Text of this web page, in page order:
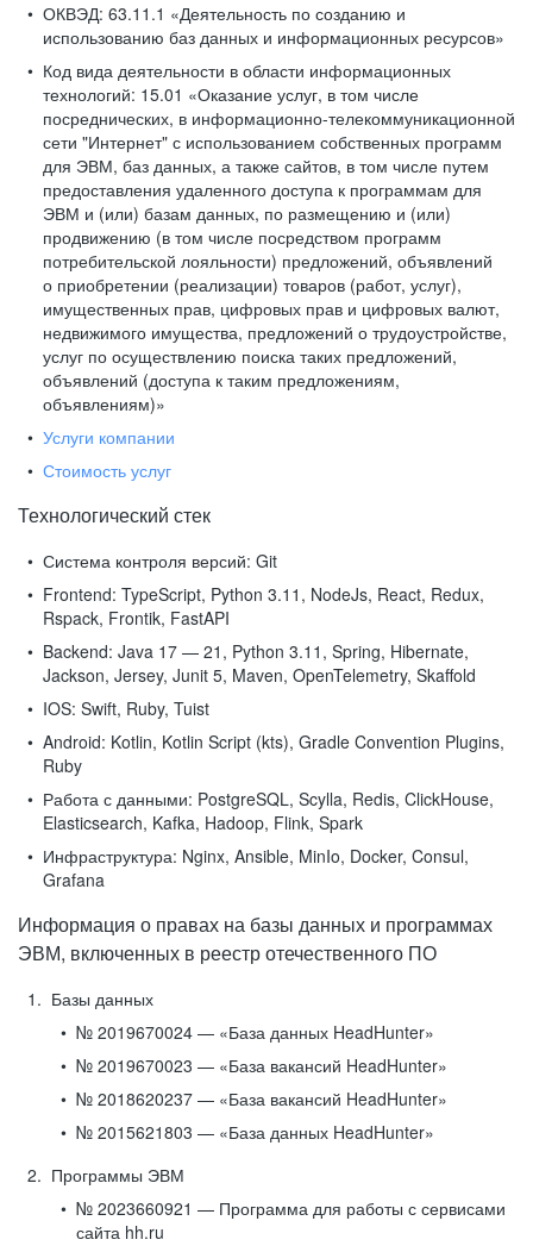
ОКВЭД: 63.11.1 «Деятельность по созданию и
использованию баз данных и информационных ресурсов»
Код вида деятельности в области информационных
технологий: 15.01 «Оказание услуг, в том числе
посреднических, в информационно-телекоммуникационной
сети "Интернет" с использованием собственных программ
для ЭВМ, баз данных, а также сайтов, в том числе путем
предоставления удаленного доступа к программам для
ЭВМ и (или) базам данных, по размещению и (или)
продвижению (в том числе посредством программ
потребительской лояльности) предложений, объявлений
о приобретении (реализации) товаров (работ, услуг),
имущественных прав, цифровых прав и цифровых валют,
недвижимого имущества, предложений о трудоустройстве,
услуг по осуществлению поиска таких предложений,
объявлений (доступа к таким предложениям,
объявлениям)»
Услуги компании
Стоимость услуг
Технологический стек
Система контроля версий: Git
Frontend: TypeScript, Python 3.11, NodeJs, React, Redux,
Rspack, Frontik, FastAPI
Backend: Java 17 — 21, Python 3.11, Spring, Hibernate,
Jackson, Jersey, Junit 5, Maven, OpenTelemetry, Skaffold
IOS: Swift, Ruby, Tuist
Android: Kotlin, Kotlin Script (kts), Gradle Convention Plugins,
Ruby
Работа с данными: PostgreSQL, Scylla, Redis, ClickHouse,
Elasticsearch, Kafka, Hadoop, Flink, Spark
Инфраструктура: Nginx, Ansible, MinIo, Docker, Consul,
Grafana
Информация о правах на базы данных и программах
ЭВМ, включенных в реестр отечественного ПО
Базы данных
№ 2019670024 — «База данных HeadHunter»
№ 2019670023 — «База вакансий HeadHunter»
№ 2018620237 — «База вакансий HeadHunter»
№ 2015621803 — «База данных HeadHunter»
Программы ЭВМ
№ 2023660921 — Программа для работы с сервисами
сайта hh.ru